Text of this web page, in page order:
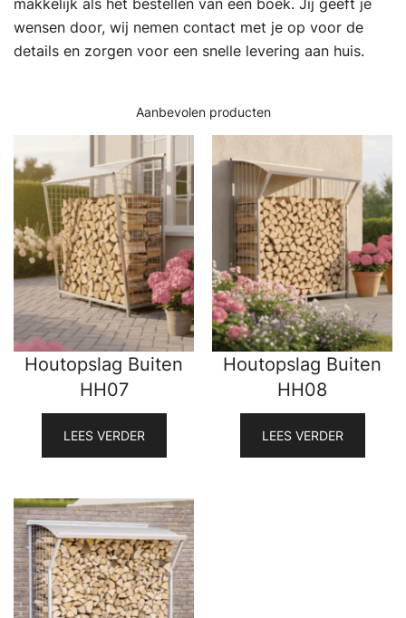
makkelijk als het bestellen van een boek. Jij geeft je
wensen door, wij nemen contact met je op voor de
details en zorgen voor een snelle levering aan huis.
Aanbevolen producten
Houtopslag Buiten
HH07
LEES VERDER
Houtopslag Buiten
HH08
LEES VERDER